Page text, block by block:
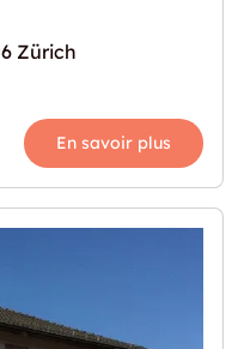
Zürich
En savoir plus